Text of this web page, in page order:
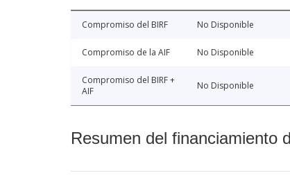
Compromiso del BIRF No Disponible
Compromiso de la AIF No Disponible
Compromiso del BIRF +
AIF
No Disponible
Resumen del financiamiento